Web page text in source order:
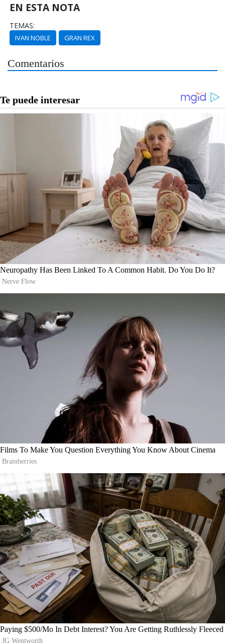
EN ESTA NOTA
TEMAS:
IVAN NOBLE GRAN REX
Comentarios